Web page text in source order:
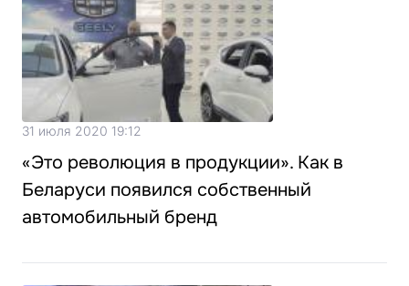
31 июля 2020 19:12
«Это революция в продукции». Как в
Беларуси появился собственный
автомобильный бренд